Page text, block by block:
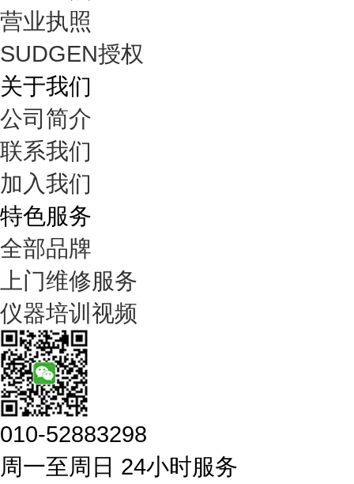
营业执照
SUDGEN授权
关于我们
公司简介
联系我们
加入我们
特色服务
全部品牌
上门维修服务
仪器培训视频
010-52883298
周一至周日 24小时服务